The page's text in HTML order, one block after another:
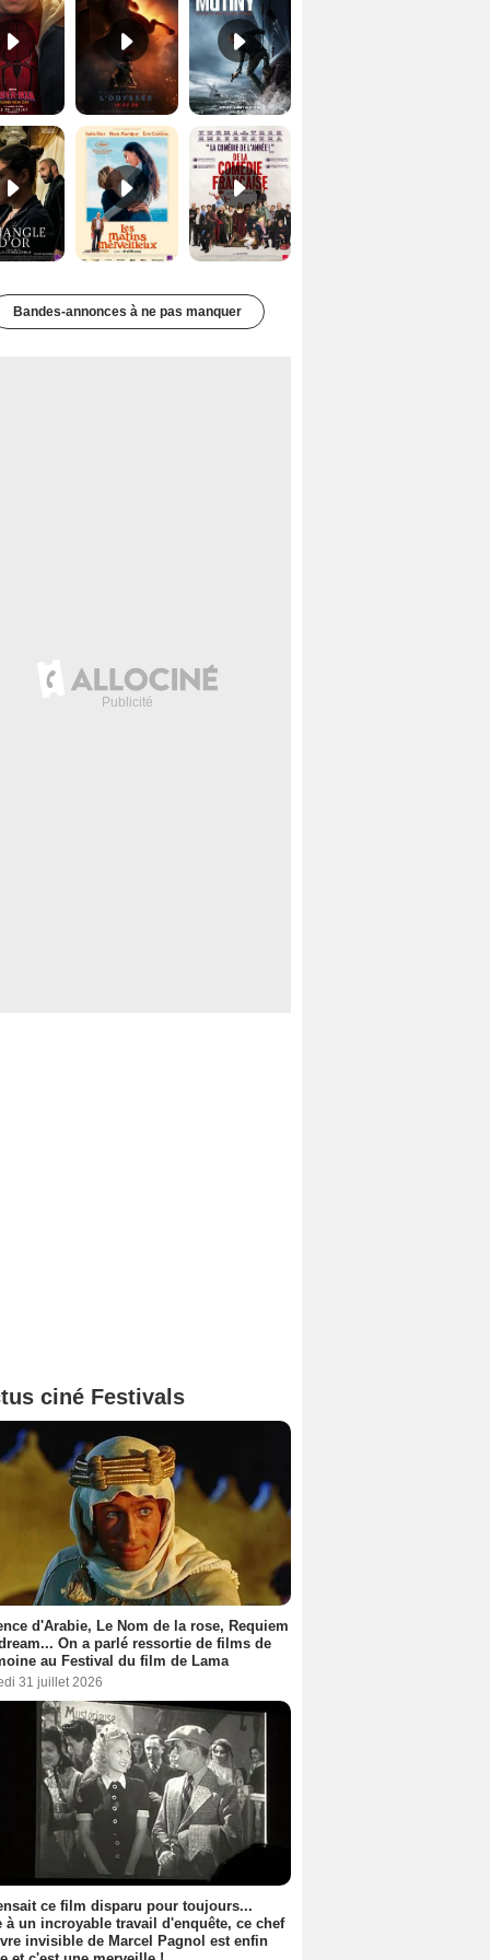
Les Matins merveilleux Bande-annonce VF De la Comédie-Française Teaser VF
Bandes-annonces à ne pas manquer
ciné Festivals
d'Arabie, Le Nom de la rose, Requiem
On a parlé ressortie de films de
au Festival du film de Lama
31 juillet 2026
ce film disparu pour toujours...
à un incroyable travail d'enquête, ce chef
invisible de Marcel Pagnol est enfin